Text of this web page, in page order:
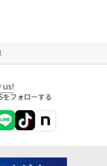
us!
をフォローする